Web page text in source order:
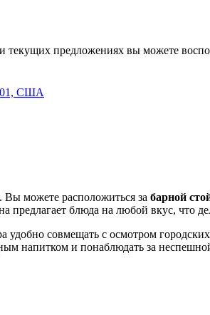
текущих предложениях вы можете
США
Вы можете расположиться за барной
блюда на любой вкус, что
совмещать с осмотром
напитком и понаблюдать за